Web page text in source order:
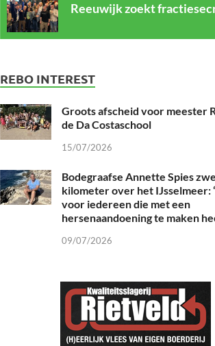
Reeuwijk zoekt
REBO INTEREST
Groots afscheid voor meester
de Da Costaschool
15/07/2026
Bodegraafse Annette Spies
kilometer over het IJsselmeer:
voor iedereen die met een
hersenaandoening te maken
09/07/2026